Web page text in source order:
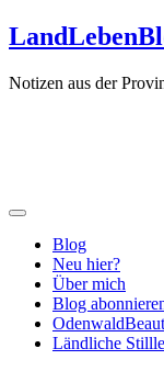
Zum
Inhalt
Notizen aus der
Blog
Neu hier?
Über mich
Blog
Ländliche